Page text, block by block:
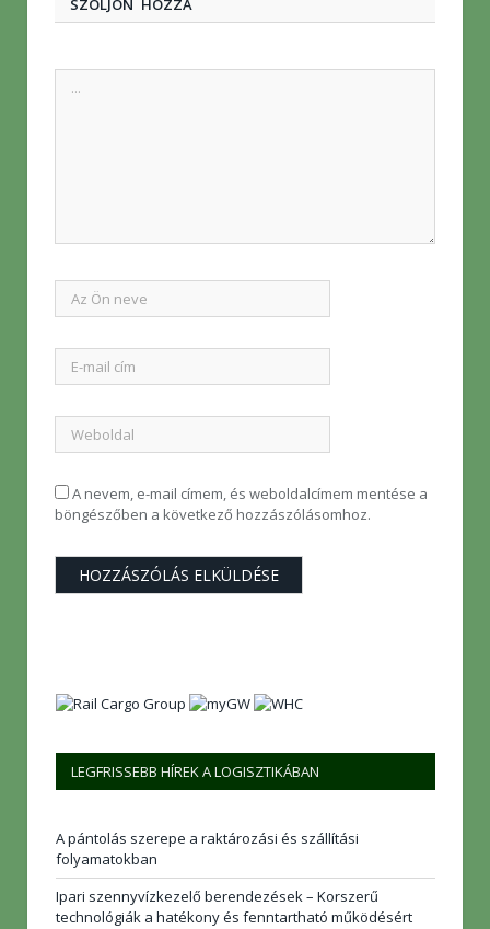
SZÓLJON HOZZÁ
A nevem, e-mail címem, és weboldalcímem mentése a
böngészőben a következő hozzászólásomhoz.
LEGFRISSEBB HÍREK A LOGISZTIKÁBAN
A pántolás szerepe a raktározási és szállítási
folyamatokban
Ipari szennyvízkezelő berendezések – Korszerű
technológiák a hatékony és fenntartható működésért